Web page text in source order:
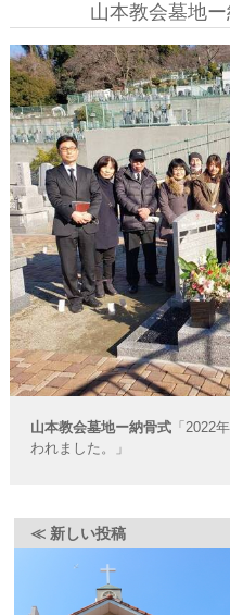
山本教会墓地
山本教会墓地ー納骨式 「2022
われました。」
≪ 新しい投稿